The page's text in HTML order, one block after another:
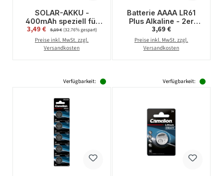
SOLAR-AKKU -
400mAh speziell für
Solarprodukte - AA
Mignon - 3,2V - Li-Ion
Verkaufspreis:
3,49 € Regulärer Preis:
5,19 €(32.76% gespart)
Preise inkl. MwSt. zzgl.
Versandkosten
Batterie AAAA LR61
Plus Alkaline - 2er
Pack - 1,5V - LR8D425
Regulärer Preis:
3,69 €
Preise inkl. MwSt. zzgl.
Versandkosten
Verfügbarkeit: Verfügbarkeit: